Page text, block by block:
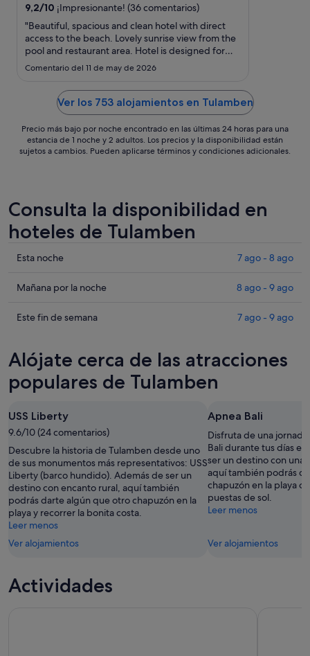
4
sept
al
9,2/10 ¡Impresionante! (36 comentarios)
"Beautiful, spacious and clean hotel with direct
access to the beach. Lovely sunrise view from the
pool and restaurant area. Hotel is designed for
divers and non-divers alike. For divers, there is an
excellent in-house dive center and staff. Nitrox
was not available during my stay unfortunately.
Comentario del 11 de may de 2026
Ver los 753 alojamientos en Tulamben
Precio más bajo por noche encontrado en las últimas 24 horas para una
estancia de 1 noche y 2 adultos. Los precios y la disponibilidad están
sujetos a cambios. Pueden aplicarse términos y condiciones adicionales.
Consulta la disponibilidad en
hoteles de Tulamben
Comprueba
precios
Tulamben
noche,
ago
8
ago
Esta noche 7 ago - 8 ago
Comprueba
precios
para
mañana
por
noche,
8
ago
-
9
ago
Mañana por la noche 8 ago - 9 ago
Comprueba
en
Tulamben
para
fin
de
semana,
7
ago
-
9
ago
Este fin de semana 7 ago - 9 ago
Alójate cerca de las atracciones
populares de Tulamben
USS Liberty
9.6/10 (24 comentarios)
Descubre la historia de Tulamben desde uno
de sus monumentos más representativos: USS
Liberty (barco hundido). Además de ser un
destino con encanto rural, aquí también
podrás darte algún que otro chapuzón en la
playa y recorrer la bonita costa.
Leer menos
Ver alojamientos
Apnea Bali
Disfruta de una
Bali durante tus días
ser un destino con una
aquí también podrás
chapuzón en la playa o
puestas de sol.
Leer menos
Ver alojamientos
Actividades